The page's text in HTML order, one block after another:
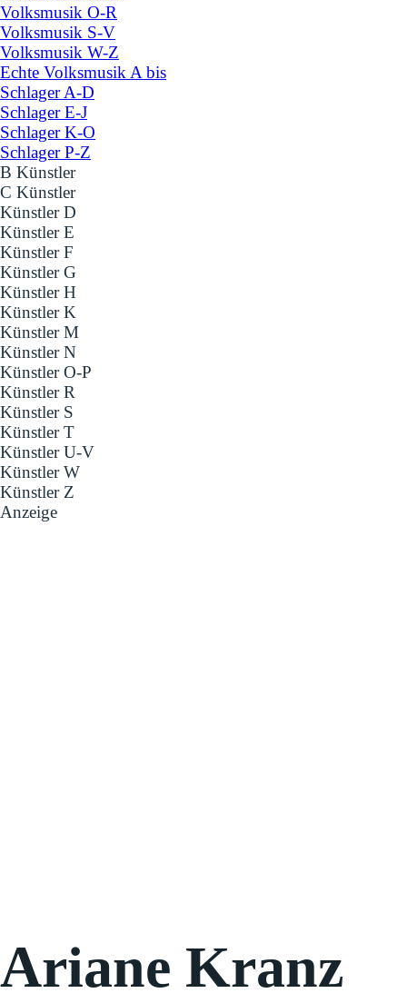
Volksmusik O-R
Volksmusik S-V
Volksmusik W-Z
Echte Volksmusik A bis
Schlager A-D
Schlager E-J
Schlager K-O
Schlager P-Z
B Künstler
C Künstler
Künstler D
Künstler E
Künstler F
Künstler G
Künstler H
Künstler K
Künstler M
Künstler N
Künstler O-P
Künstler R
Künstler S
Künstler T
Künstler U-V
Künstler W
Künstler Z
Anzeige
Ariane Kranz